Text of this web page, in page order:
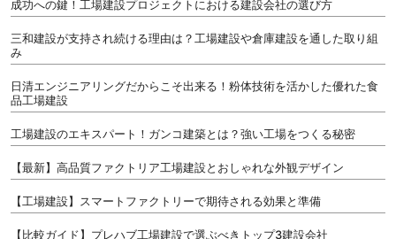
成功への鍵！工場建設プロジェクトにおける建設会社の選び方
三和建設が支持され続ける理由は？工場建設や倉庫建設を通した取り組
み
日清エンジニアリングだからこそ出来る！粉体技術を活かした優れた食
品工場建設
工場建設のエキスパート！ガンコ建築とは？強い工場をつくる秘密
【最新】高品質ファクトリア工場建設とおしゃれな外観デザイン
【工場建設】スマートファクトリーで期待される効果と準備
【比較ガイド】プレハブ工場建設で選ぶべきトップ3建設会社